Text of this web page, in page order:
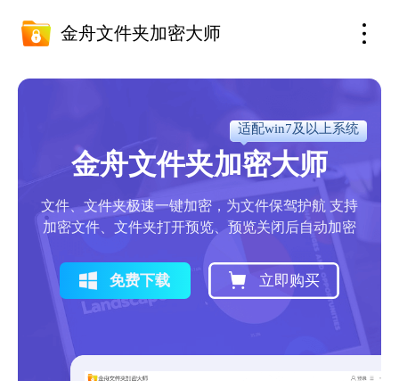
金舟文件夹加密大师
金舟文件夹加密大师
适配win7及以上系统
文件、文件夹极速一键加密，为文件保驾护航 支持
加密文件、文件夹打开预览、预览关闭后自动加密
免费下载 立即购买